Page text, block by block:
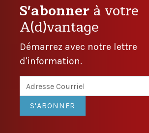
S'abonnerà votre
A(d)vantage
Démarrez avec notre lettre
d'information.
S'ABONNER